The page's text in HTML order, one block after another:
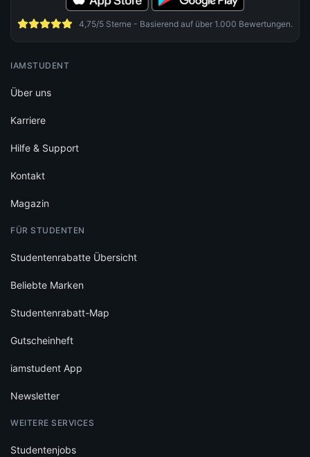
4,75/5 Sterne - Basierend auf über 1.000 Bewertungen.
IAMSTUDENT
Über uns
Karriere
Hilfe & Support
Kontakt
Magazin
FÜR STUDENTEN
Studentenrabatte Übersicht
Beliebte Marken
Studentenrabatt-Map
Gutscheinheft
iamstudent App
Newsletter
WEITERE SERVICES
Studentenjobs